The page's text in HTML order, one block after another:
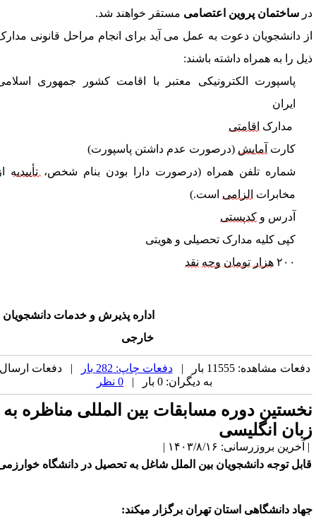
ساختمان پروین اعتصامی مستقر خواهند شد.
دانشجویان دعوت به عمل می
آید برای انجام مراحل قانونی مدارک
را به همراه داشته باشند:
پاسپورت الکترونیکی معتبر با اقامت کشور جمهوری اسلامی
ایران
مدارک اقامتی
کارت آمایش (درصورت عدم داشتن پاسپورت)
شماره تلفن همراه (درصورت دارا بودن بنام شخص، تأییدیه
از
مخابرات الزامی است.)
آدرس و کدپستی
کپی کلیه مدارک تحصیلی و هویتی
۲۰۰ هزار تومان وجه نقد
اداره پذیرش و خدمات
دانشجویان
خارجی
مشاهده: 11555 بار | دفعات چاپ: 282 بار
| دفعات ارسال
به دیگران: 0 بار |
دوره مسابقات بین­ المللی مناظره به
انگلیسی
بروزرسانی: ۱۴۰۳/۸/۱۶ |
توجه دانشجویان بین­ الملل شاغل به تحصیل در دانشگاه خوارزمی
دانشگاهی استان تهران برگزار می­کند: